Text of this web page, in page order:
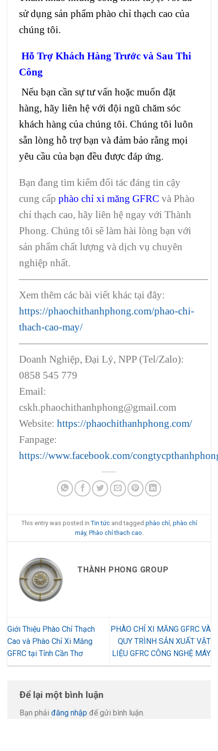
sử dụng sản phẩm phào chỉ thạch cao của
chúng tôi.
Hỗ Trợ Khách Hàng Trước và Sau Thi
Công
Nếu bạn cần sự tư vấn hoặc muốn đặt
hàng, hãy liên hệ với đội ngũ chăm sóc
khách hàng của chúng tôi. Chúng tôi luôn
sẵn lòng hỗ trợ bạn và đảm bảo rằng mọi
yêu cầu của bạn đều được đáp ứng.
Bạn đang tìm kiếm đối tác đáng tin cậy
cung cấp phào chỉ xi măng GFRC và Phào
chỉ thạch cao, hãy liên hệ ngay với Thành
Phong. Chúng tôi sẽ làm hài lòng bạn với
sản phẩm chất lượng và dịch vụ chuyên
nghiệp nhất.
——————————————————–
Xem thêm các bài viết khác tại đây:
https://phaochithanhphong.com/phao-chi-
thach-cao-may/
——————————————————–
Doanh Nghiệp, Đại Lý, NPP (Tel/Zalo):
0858 545 779
Email:
cskh.phaochithanhphong@gmail.com
Website: https://phaochithanhphong.com/
Fanpage:
https://www.facebook.com/
This entry was posted in Tin tứcand tagged phào chỉ, phào chỉ
máy, Phào chỉ thach cao
THÀNH PHONG GROUP
Giới Thiệu Phào Chỉ Thạch
Cao và Phào Chỉ Xi Măng
GFRC tại Tỉnh Cần Thơ
PHÀO CHỈ XI MĂNG GFRC VÀ
QUY TRÌNH SẢN XUẤT VẬT
LIỆU GFRC CÔNG NGHỆ MÁY
Để lại một bình luận
Bạn phải đăng nhập để gửi bình luận.